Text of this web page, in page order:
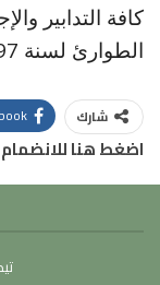
كافة التدابير
الطوارئ لسنة 1997 ولائحته لحفظ الأمن بالإقليم.
شارك
اضغط هنا